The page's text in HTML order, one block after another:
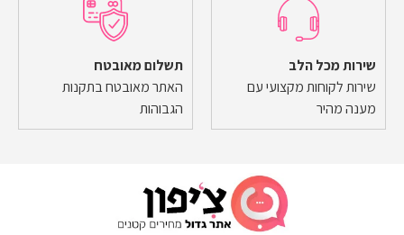
שירות מכל הלב
שירות לקוחות מקצועי עם
מענה מהיר
תשלום מאובטח
האתר מאובטח בתקנות
הגבוהות